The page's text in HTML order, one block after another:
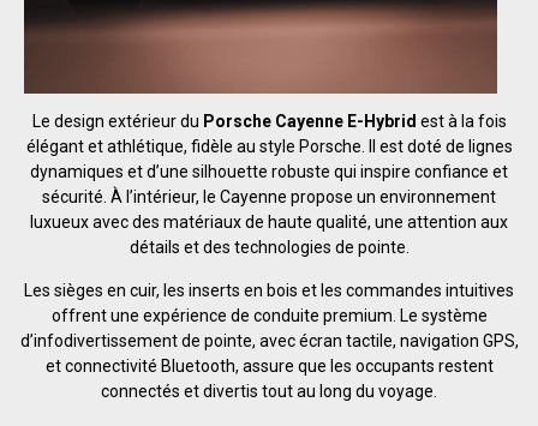
Le design extérieur du Porsche Cayenne E-Hybrid est à la fois
élégant et athlétique, fidèle au style Porsche. Il est doté de lignes
dynamiques et d’une silhouette robuste qui inspire confiance et
sécurité. À l’intérieur, le Cayenne propose un environnement
luxueux avec des matériaux de haute qualité, une attention aux
détails et des technologies de pointe.
Les sièges en cuir, les inserts en bois et les commandes intuitives
offrent une expérience de conduite premium. Le système
d’infodivertissement de pointe, avec écran tactile, navigation GPS,
et connectivité Bluetooth, assure que les occupants restent
connectés et divertis tout au long du voyage.